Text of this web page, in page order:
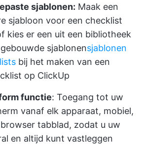
sjablonen: Maak een
sjabloon voor een checklist
kies er een uit een bibliotheek
sjablonensjablonen
bij het maken van een
op ClickUp
functie: Toegang tot uw
vanaf elk apparaat, mobiel,
tabblad, zodat u uw
en altijd kunt vastleggen